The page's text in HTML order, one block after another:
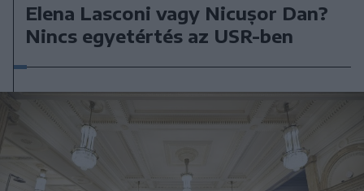
Elena Lasconi vagy Nicușor Dan?
Nincs egyetértés az USR-ben